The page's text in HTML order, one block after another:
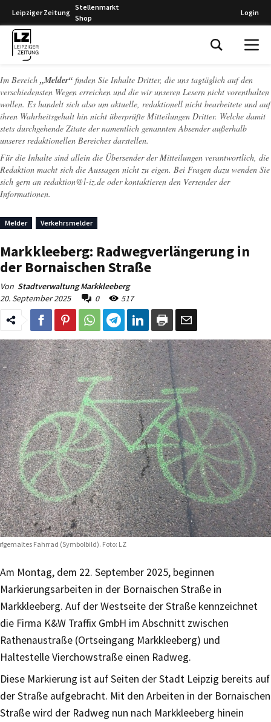
Leipziger Zeitung
Stellenmarkt
Shop
Login
Im Bereich „Melder“ finden Sie Inhalte Dritter, die uns tagtäglich auf den
verschiedensten Wegen erreichen und die wir unseren Lesern nicht vorenthalten
wollen. Es handelt sich also um aktuelle, redaktionell nicht bearbeitete und auf
ihren Wahrheitsgehalt hin nicht überprüfte Mitteilungen Dritter. Welche damit
stets durchgehende Zitate der namentlich genannten Absender außerhalb
unseres redaktionellen Bereiches darstellen.
Für die Inhalte sind allein die Übersender der Mitteilungen verantwortlich, die
Redaktion macht sich die Aussagen nicht zu eigen. Bei Fragen dazu wenden Sie
sich gern an redaktion@l-iz.de oder kontaktieren den Versender der
Informationen.
Melder Verkehrsmelder
Markkleeberg: Radwegverlängerung in
der Bornaischen Straße
Von Stadtverwaltung Markkleeberg
20. September 2025
0 517
Fahrrad (Symbolbild). Foto: LZ
Am Montag, dem 22. September 2025, beginnen
Markierungsarbeiten in der Bornaischen Straße in
Markkleeberg. Auf der Westseite der Straße kennzeichnet
die Firma K&W Traffix GmbH im Abschnitt zwischen
Rathenaustraße (Ortseingang Markkleeberg) und
Haltestelle Vierchowstraße einen Radweg.
Diese Markierung ist auf Seiten der Stadt Leipzig bereits auf
der Straße aufgebracht. Mit den Arbeiten in der Bornaischen
Straße wird der Radweg nun nach Markkleeberg hinein